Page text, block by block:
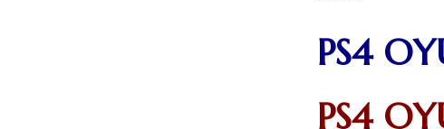
PS4
PS4